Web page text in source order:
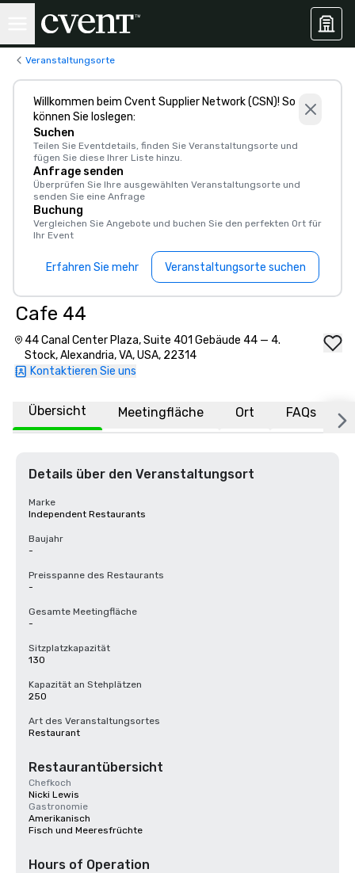
Veranstaltungsorte
Willkommen beim Cvent Supplier Network (CSN)! So
können Sie loslegen:
Suchen
Teilen Sie Eventdetails, finden Sie Veranstaltungsorte und
fügen Sie diese Ihrer Liste hinzu.
Anfrage senden
Überprüfen Sie Ihre ausgewählten Veranstaltungsorte und
senden Sie eine Anfrage
Buchung
Vergleichen Sie Angebote und buchen Sie den perfekten Ort für
Ihr Event
Erfahren Sie mehr Veranstaltungsorte suchen
Cafe 44
44 Canal Center Plaza, Suite 401 Gebäude 44 — 4.
Stock, Alexandria, VA, USA, 22314
Kontaktieren Sie uns
Übersicht Meetingfläche Ort FAQs
Details über den Veranstaltungsort
Marke
Independent Restaurants
Baujahr
-
Preisspanne des Restaurants
-
Gesamte Meetingfläche
-
Sitzplatzkapazität
130
Kapazität an Stehplätzen
250
Art des Veranstaltungsortes
Restaurant
Restaurantübersicht
Chefkoch
Nicki Lewis
Gastronomie
Amerikanisch
Fisch und Meeresfrüchte
Hours of Operation